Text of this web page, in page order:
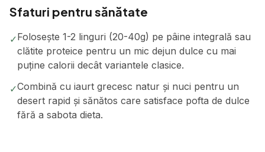
Sfaturi pentru sănătate
✓Folosește 1-2 linguri (20-40g) pe pâine integrală sau
clătite proteice pentru un mic dejun dulce cu mai
puține calorii decât variantele clasice.
✓Combină cu iaurt grecesc natur și nuci pentru un
desert rapid și sănătos care satisface pofta de dulce
fără a sabota dieta.